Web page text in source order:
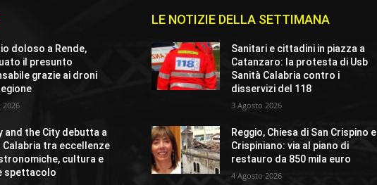
doloso a Rende,
il presunto
grazie ai droni
2026
and the City debutta a
Calabria tra eccellenze
cultura e
spettacolo
LE NOTIZIE DELLA SETTIMANA
Sanitari e cittadini in piazza a
Catanzaro: la protesta di Usb
Sanità Calabria contro i
disservizi del 118
3 Agosto 2026
Reggio, Chiesa di San Crispino e
Crispiniano: via al piano di
restauro da 850 mila euro
4 Agosto 2026